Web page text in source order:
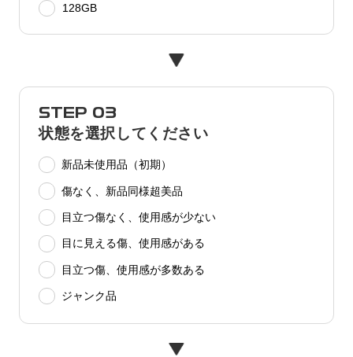
128GB
STEP 03
状態を選択してください
新品未使用品（初期）
傷なく、新品同様超美品
目立つ傷なく、使用感が少ない
目に見える傷、使用感がある
目立つ傷、使用感が多数ある
ジャンク品